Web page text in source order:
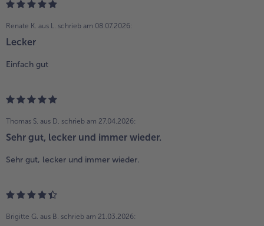
Renate K. aus L. schrieb am 08.07.2026:
Lecker
Einfach gut
Thomas S. aus D. schrieb am 27.04.2026:
Sehr gut, lecker und immer wieder.
Sehr gut, lecker und immer wieder.
Brigitte G. aus B. schrieb am 21.03.2026: